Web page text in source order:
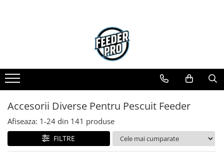
Mulinete
Accesorii Diverse
Mincioguri si Juvelnice
Scaune si Accesorii
Bagajerie Pescuit
Accesorii Nadire
Carlige
Accesorii Diverse Pentru Pescuit Feeder
Afiseaza: 1-24 din 141 produse
FILTRE